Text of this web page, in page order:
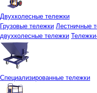
Двухколесные тележки
Грузовые тележки Лестничные
двухколесные тележки
Специализированные тележки